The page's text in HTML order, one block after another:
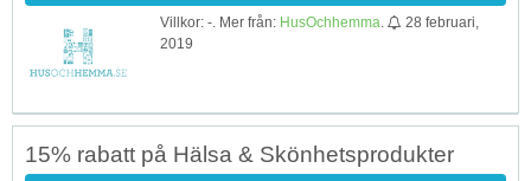
Villkor: -. Mer från: HusOchhemma
28 februari,
2019
15% rabatt på Hälsa & Skönhetsprodukter